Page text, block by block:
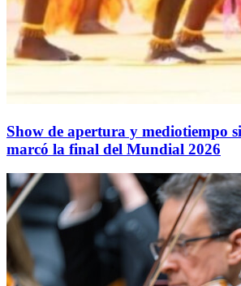
Show de apertura y mediotiempo
marcó la final del Mundial 2026